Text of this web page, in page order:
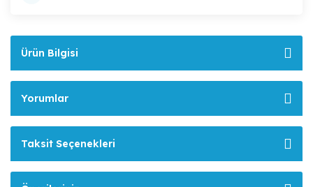
Ürün Bilgisi
Yorumlar
Taksit Seçenekleri